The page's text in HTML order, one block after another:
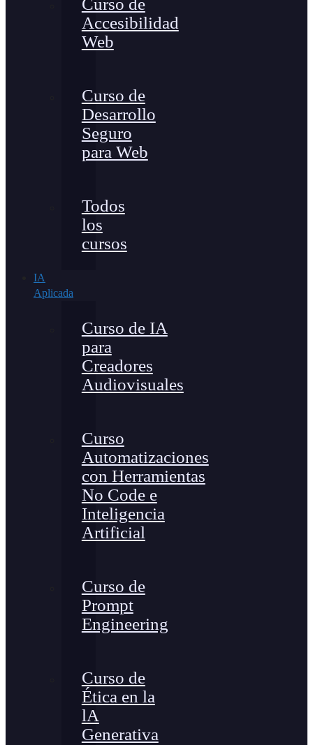
Curso de
Accesibilidad
Web
Curso de
Desarrollo
Seguro
para Web
Todos
los
cursos
IA
Aplicada
Curso de IA
para
Creadores
Audiovisuales
Curso
Automatizaciones
con Herramientas
No Code e
Inteligencia
Artificial
Curso de
Prompt
Engineering
Curso de
Ética en la
lA
Generativa